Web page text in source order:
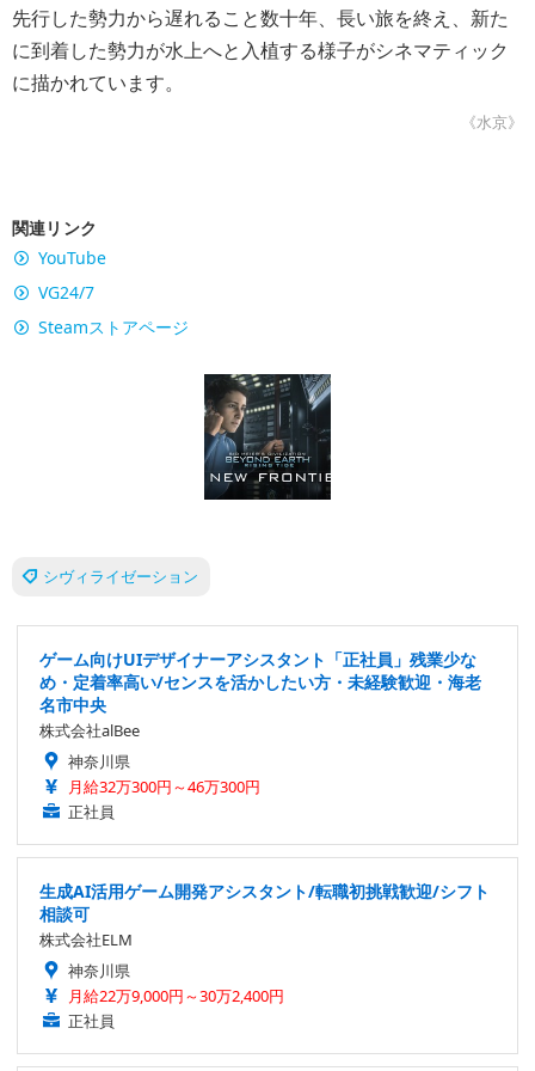
先行した勢力から遅れること数十年、長い旅を終え、新た
に到着した勢力が水上へと入植する様子がシネマティック
に描かれています。
《水京》
関連リンク
YouTube
VG24/7
Steamストアページ
シヴィライゼーション
ゲーム向けUIデザイナーアシスタント「正社員」残業少な
め・定着率高い/センスを活かしたい方・未経験歓迎・海老
名市中央
株式会社alBee
神奈川県
月給32万300円～46万300円
正社員
生成AI活用ゲーム開発アシスタント/転職初挑戦歓迎/シフト
相談可
株式会社ELM
神奈川県
月給22万9,000円～30万2,400円
正社員